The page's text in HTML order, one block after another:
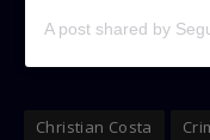
Christian Costa